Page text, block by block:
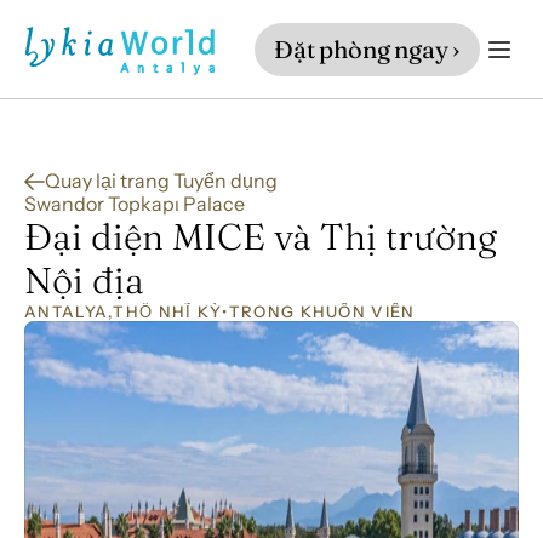
Quay lại trang Tuyển dụng
Swandor Topkapı Palace
Đại diện MICE và Thị trường
Nội địa
ANTALYA,THỔ NHĨ KỲ•TRONG KHUÔN VIÊN
Đặt phòng ngay ›